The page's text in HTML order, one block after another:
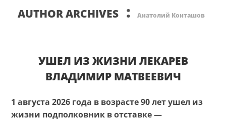
AUTHOR ARCHIVES : Анатолий Конташов
УШЕЛ ИЗ ЖИЗНИ ЛЕКАРЕВ
ВЛАДИМИР МАТВЕЕВИЧ
1 августа 2026 года в возрасте 90 лет ушел из
жизни подполковник в отставке —